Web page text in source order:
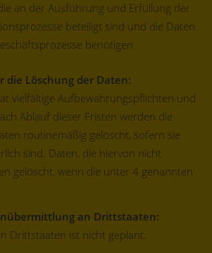
an der Ausführung und Erfüllung der
beteiligt sind und die Daten
benötigen
die Löschung der Daten:
vielfältige Aufbewahrungspflichten und
Ablauf dieser Fristen werden die
routinemäßig gelöscht, sofern sie
sind. Daten, die hiervon nicht
gelöscht, wenn die unter 4 genannten
an Drittstaaten:
Drittstaaten ist nicht geplant.